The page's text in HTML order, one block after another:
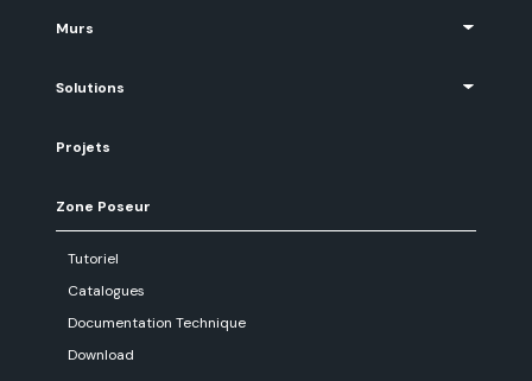
Murs
Solutions
Projets
Zone Poseur
Tutoriel
Catalogues
Documentation Technique
Download